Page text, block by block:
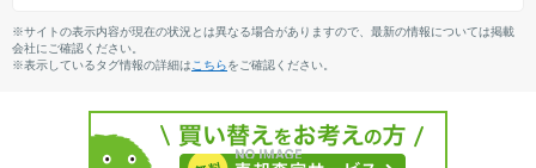
※サイトの表示内容が現在の状況とは異なる場合がありますので、最新の情報については掲載
会社にご確認ください。
※表示しているタグ情報の詳細は こちらをご確認ください。